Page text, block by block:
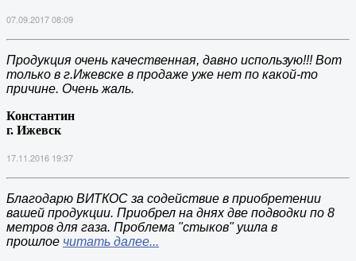
07.09.2017 08:09
Продукция очень качественная, давно использую!!! Вот
только в г.Ижевске в продаже уже нет по какой-то
причине. Очень жаль.
Константин
г. Ижевск
17.11.2016 19:37
Благодарю ВИТКОС за содействие в приобретении
вашей продукции. Приобрел на днях две подводки по 8
метров для газа. Проблема "стыков" ушла в
прошлое читать далее...